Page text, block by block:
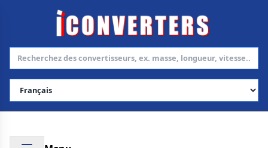
Choisir la langue